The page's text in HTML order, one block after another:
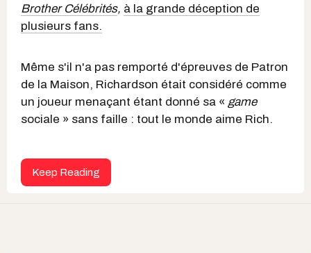
Brother Célébrités, à la grande déception de
plusieurs fans.
Même s'il n'a pas remporté d'épreuves de Patron
de la Maison, Richardson était considéré comme
un joueur menaçant étant donné sa « game
sociale » sans faille : tout le monde aime Rich.
Keep Reading